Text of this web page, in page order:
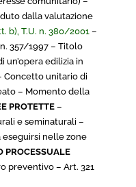
dalla valutazione
b), T.U. n. 380/2001–
357/1997 – Titolo
un’opera edilizia in
Concetto unitario di
– Momento della
PROTETTE –
e seminaturali –
eseguirsi nelle zone
PROCESSUALE
preventivo – Art. 321